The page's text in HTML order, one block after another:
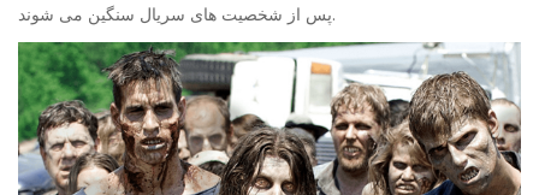
پس از شخصیت های سریال سنگین می شوند.